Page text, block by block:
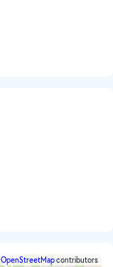
OpenStreetMapcontributors